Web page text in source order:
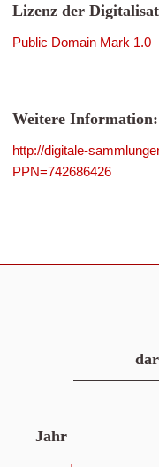
Lizenz der
Public Domain Mark 1.0
Weitere Information:
http://digitale-
PPN=742686426
Jahr